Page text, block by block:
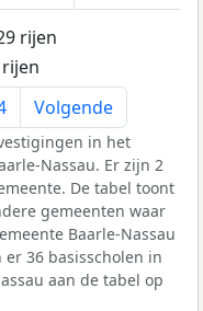
rijen
rijen
Volgende
in het
Nassau. Er zijn 2
De tabel toont
gemeenten waar
Baarle-Nassau
36 basisscholen in
aan de tabel op